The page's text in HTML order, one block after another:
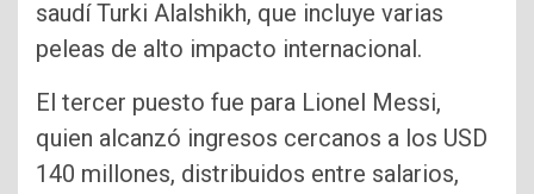
saudí Turki Alalshikh, que incluye varias
peleas de alto impacto internacional.
El tercer puesto fue para Lionel Messi,
quien alcanzó ingresos cercanos a los USD
140 millones, distribuidos entre salarios,